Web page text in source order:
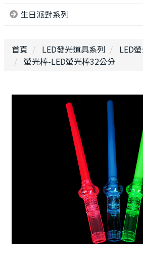
生日派對系列
首頁 LED發光道具系列
LED
螢光棒-LED螢光棒32公分